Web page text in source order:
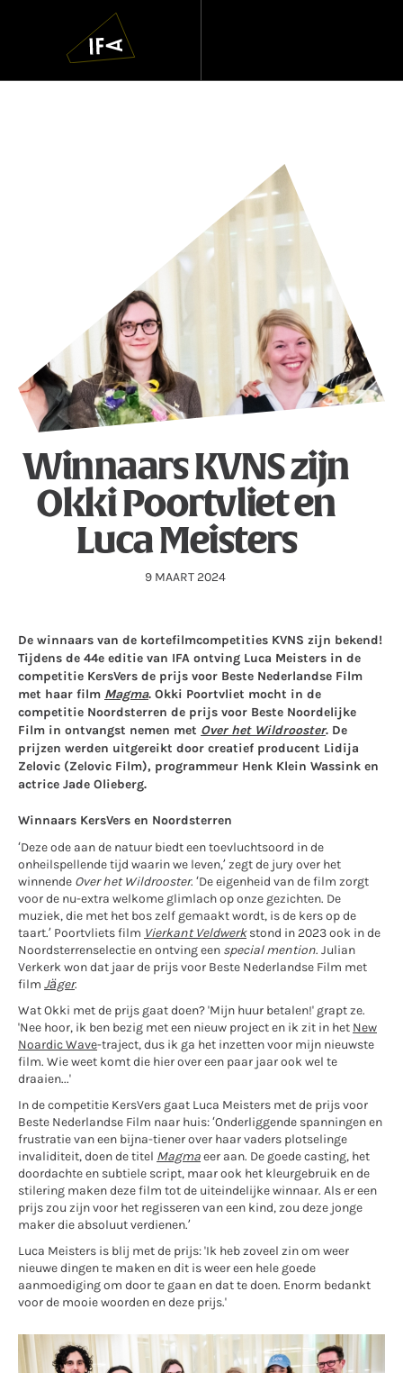
Navigatie
overslaan
Winnaars KVNS zijn
Okki Poortvliet en
Luca Meisters
9 MAART 2024
De winnaars van de kortefilmcompetities KVNS zijn bekend!
Tijdens de 44e editie van IFA ontving Luca Meisters in de
competitie KersVers de prijs voor Beste Nederlandse Film
met haar film Magma. Okki Poortvliet mocht in de
competitie Noordsterren de prijs voor Beste Noordelijke
Film in ontvangst nemen met Over het Wildrooster. De
prijzen werden uitgereikt door creatief producent Lidija
Zelovic (Zelovic Film), programmeur Henk Klein Wassink en
actrice Jade Olieberg.
Winnaars KersVers en Noordsterren
‘Deze ode aan de natuur biedt een toevluchtsoord in de
onheilspellende tijd waarin we leven,’ zegt de jury over het
winnende Overhet Wildrooster. ‘De eigenheid van de film zorgt
voor de nu-extra welkome glimlach op onze gezichten. De
muziek, die met het bos zelf gemaakt wordt, is de kers op de
taart.’ Poortvliets film Vierkant Veldwerkstond in 2023 ook in de
Noordsterrenselectie en ontving een special mention. Julian
Verkerk won dat jaar de prijs voor Beste Nederlandse Film met
film Jäger.
Wat Okki met de prijs gaat doen? 'Mijn huur betalen!' grapt ze.
'Nee hoor, ik ben bezig met een nieuw project en ik zit in het New
Noardic Wave-traject, dus ik ga het inzetten voor mijn nieuwste
film. Wie weet komt die hier over een paar jaar ook wel te
draaien...'
In de competitie KersVers gaat Luca Meisters met de prijs voor
Beste Nederlandse Film naar huis: ‘Onderliggende spanningen en
frustratie van een bijna-tiener over haar vaders plotselinge
invaliditeit, doen de titel Magma eer aan. De goede casting, het
doordachte en subtiele script, maar ook het kleurgebruik en de
stilering maken deze film tot de uiteindelijke winnaar. Als er een
prijs zou zijn voor het regisseren van een kind, zou deze jonge
maker die absoluut verdienen.’
Luca Meisters is blij met de prijs: 'Ik heb zoveel zin om weer
nieuwe dingen te maken en dit is weer een hele goede
aanmoediging om door te gaan en dat te doen. Enorm bedankt
voor de mooie woorden en deze prijs.'